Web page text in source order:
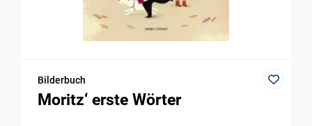
Bilderbuch
Moritz‘ erste Wörter